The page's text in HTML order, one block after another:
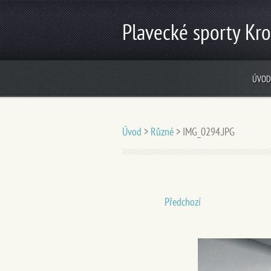
Plavecké sporty
ÚVOD
Úvod > Různé > IMG_0294.JPG
Předchozí